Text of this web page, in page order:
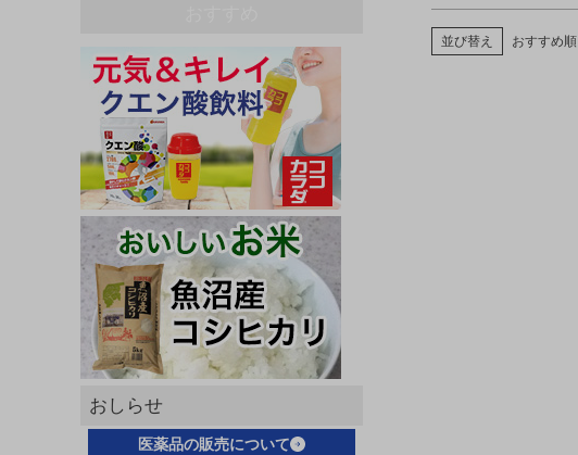
おしらせ
医薬品の販売について
並び替え おすすめ順